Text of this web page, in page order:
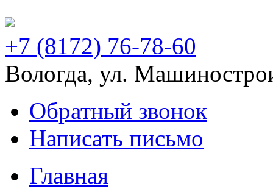
+7 (8172) 76-78-60
Вологда, ул.
Обратный звонок
Написать письмо
Главная